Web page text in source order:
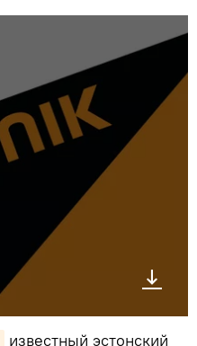
известный эстонский